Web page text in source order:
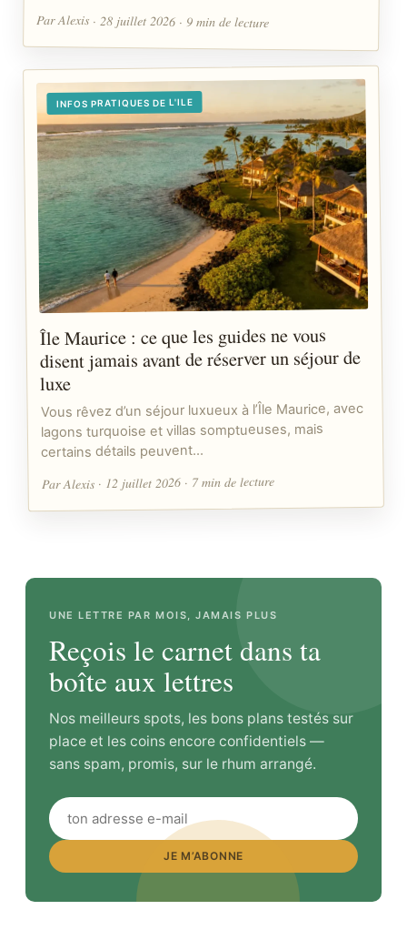
Par Alexis · 28 juillet 2026 · 9 min de lecture
INFOS PRATIQUES DE L'ILE
Île Maurice : ce que les guides ne vous
disent jamais avant de réserver un séjour de
luxe
Vous rêvez d’un séjour luxueux à l’Île Maurice, avec
lagons turquoise et villas somptueuses, mais
certains détails peuvent…
Par Alexis · 12 juillet 2026 · 7 min de lecture
UNE LETTRE PAR MOIS, JAMAIS PLUS
Reçois le carnet dans ta
boîte aux lettres
Nos meilleurs spots, les bons plans testés sur
place et les coins encore confidentiels —
sans spam, promis, sur le rhum arrangé.
JE M’ABONNE